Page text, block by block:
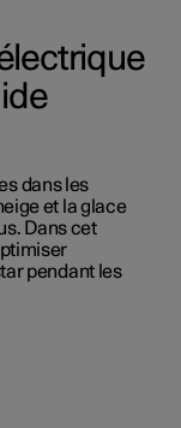
dans les
et la glace
Dans cet
pendant les